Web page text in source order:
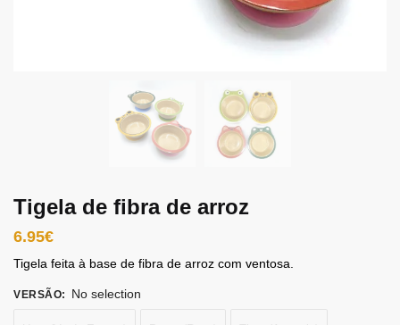
Tigela de fibra de arroz
6.95€
Tigela feita à base de fibra de arroz com ventosa.
VERSÃO: No selection